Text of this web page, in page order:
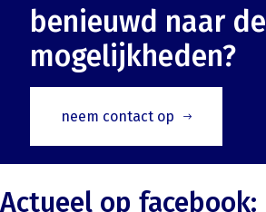
benieuwd naar de
mogelijkheden?
neem contact op
Actueel op facebook: